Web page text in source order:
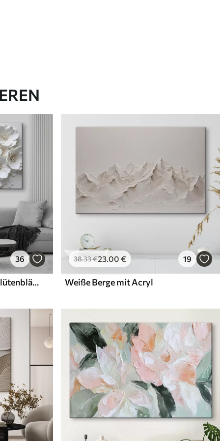
36
Weiße Blüten mit zarten Blütenblättern, angeordnet in einem wunderschönen Blumenmuster vor einem hellen Hintergrund
38.33€23.00 € 19
Weiße Berge mit Acryl